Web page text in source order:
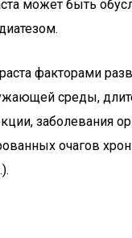
может быть
факторами
среды,
заболевания
очагов